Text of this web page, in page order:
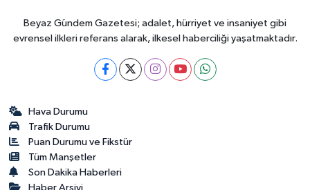
Beyaz Gündem Gazetesi; adalet, hürriyet ve insaniyet gibi
evrensel ilkleri referans alarak, ilkesel haberciliği yaşatmaktadır.
Hava Durumu
Trafik Durumu
Puan Durumu ve Fikstür
Tüm Manşetler
Son Dakika Haberleri
Haber Arşivi